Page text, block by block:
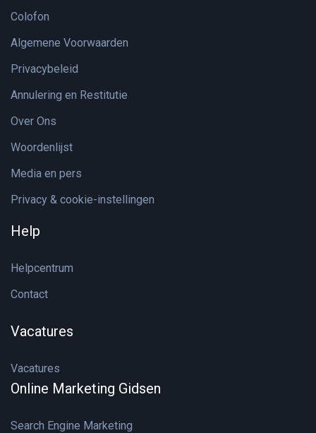
Colofon
Algemene Voorwaarden
Privacybeleid
Annulering en Restitutie
Over Ons
Woordenlijst
Media en pers
Privacy & cookie-instellingen
Help
Helpcentrum
Contact
Vacatures
Vacatures
Online Marketing Gidsen
Search Engine Marketing